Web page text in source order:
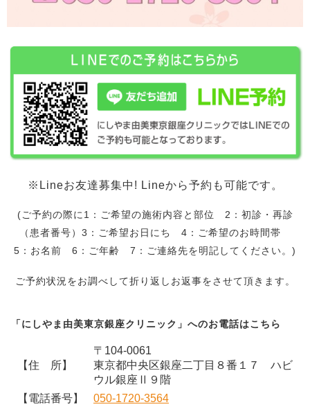
※Lineお友達募集中! Lineから予約も可能です。
(ご予約の際に1：ご希望の施術内容と部位 2：初診・再診
（患者番号）3：ご希望お日にち 4：ご希望のお時間帯
5：お名前 6：ご年齢 7：ご連絡先を明記してください。)
ご予約状況をお調べして折り返しお返事をさせて頂きます。
「にしやま由美東京銀座クリニック」へのお電話はこちら
【住 所】
〒104-0061
東京都中央区銀座二丁目８番１７ ハビ
ウル銀座Ⅱ９階
【電話番号】
050-1720-3564